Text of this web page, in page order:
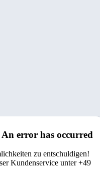
error has occurred
zu entschuldigen!
Kundenservice unter +49